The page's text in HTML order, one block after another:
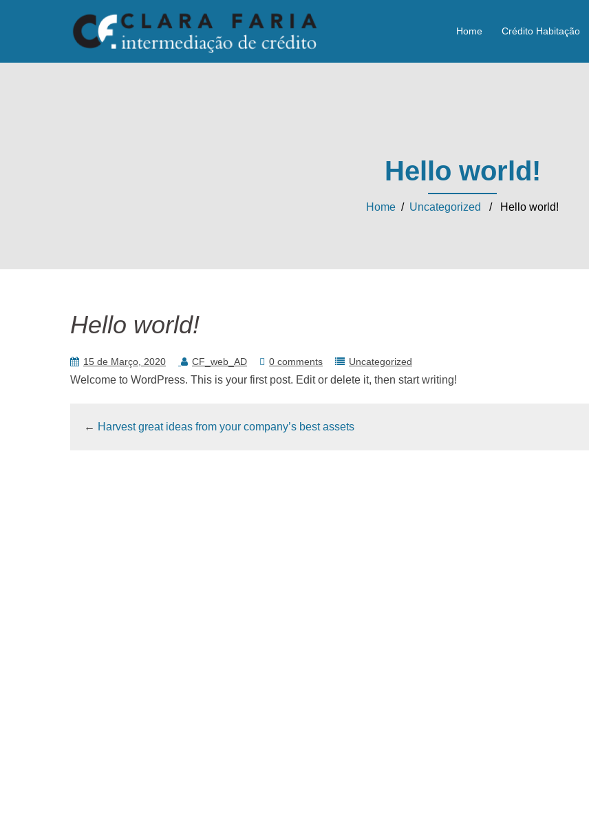
Home Crédito Habitação
Hello world!
Home / Uncategorized / Hello world!
Hello world!
15 de Março, 2020 CF_web_AD 0 comments Uncategorized
Welcome to WordPress. This is your first post. Edit or delete it, then start writing!
← Harvest great ideas from your company’s best assets